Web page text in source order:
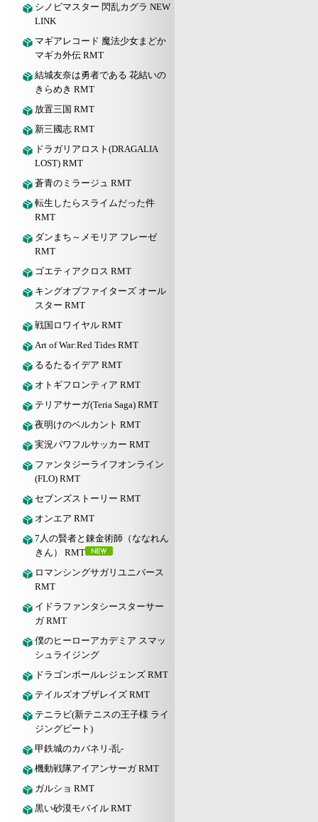
シノビマスター 閃乱カグラ NEW
LINK
マギアレコード 魔法少女まどか
マギカ外伝 RMT
結城友奈は勇者である 花結いの
きらめき RMT
放置三国 RMT
新三國志 RMT
ドラガリアロスト(DRAGALIA
LOST) RMT
蒼青のミラージュ RMT
転生したらスライムだった件
RMT
ダンまち～メモリア フレーゼ
RMT
ゴエティアクロス RMT
キングオブファイターズ オール
スター RMT
戦国ロワイヤル RMT
Art of War:Red Tides RMT
るるたるイデア RMT
オトギフロンティア RMT
テリアサーガ(Teria Saga) RMT
夜明けのベルカント RMT
実況パワフルサッカー RMT
ファンタジーライフオンライン
(FLO) RMT
セブンズストーリー RMT
オンエア RMT
7人の賢者と錬金術師（ななれん
きん） RMT
ロマンシングサガリユニバース
RMT
イドラファンタシースターサー
ガ RMT
僕のヒーローアカデミア スマッ
シュライジング
ドラゴンボールレジェンズ RMT
テイルズオブザレイズ RMT
テニラビ(新テニスの王子様 ライ
ジングビート)
甲鉄城のカバネリ-乱-
機動戦隊アイアンサーガ RMT
ガルショ RMT
黒い砂漠モバイル RMT